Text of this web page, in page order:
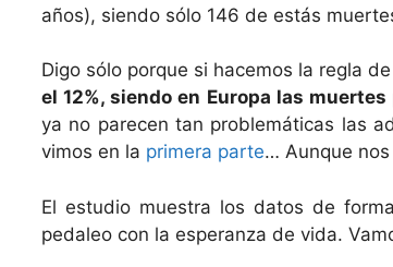
años), siendo sólo 146 de estás
Digo sólo porque si hacemos la regla
el 12%, siendo en Europa las
ya no parecen tan problemáticas las
vimos en la primera parte… Aunque
El estudio muestra los datos de
pedaleo con la esperanza de vida.